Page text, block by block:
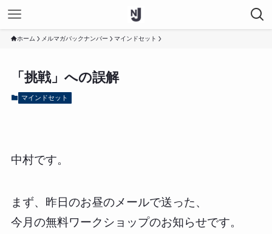
ホーム メルマガバックナンバー マインドセット
「挑戦」への誤解
マインドセット
中村です。
まず、昨日のお昼のメールで送った、
今月の無料ワークショップのお知らせです。